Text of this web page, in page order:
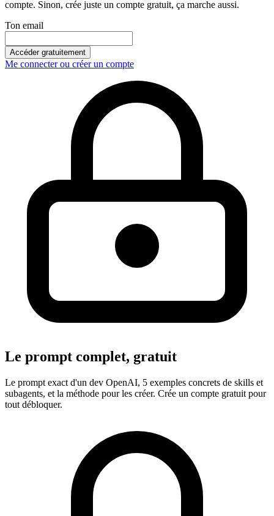
compte. Sinon, crée juste un compte gratuit, ça marche aussi.
Ton email
Accéder gratuitement
Me connecter ou créer un compte
Le prompt complet, gratuit
Le prompt exact d'un dev OpenAI, 5 exemples concrets de skills et
subagents, et la méthode pour les créer. Crée un compte gratuit pour
tout débloquer.